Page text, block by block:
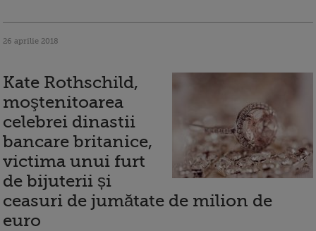
26 aprilie 2018
Kate Rothschild,
moştenitoarea
celebrei dinastii
bancare britanice,
victima unui furt
de bijuterii și
ceasuri de jumătate de milion de
euro